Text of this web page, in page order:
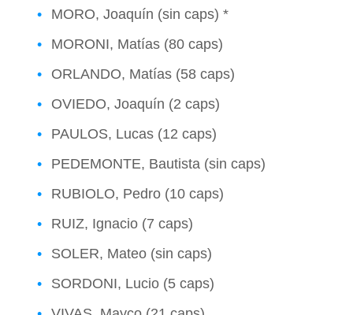
MORO, Joaquín (sin caps) *
MORONI, Matías (80 caps)
ORLANDO, Matías (58 caps)
OVIEDO, Joaquín (2 caps)
PAULOS, Lucas (12 caps)
PEDEMONTE, Bautista (sin caps)
RUBIOLO, Pedro (10 caps)
RUIZ, Ignacio (7 caps)
SOLER, Mateo (sin caps)
SORDONI, Lucio (5 caps)